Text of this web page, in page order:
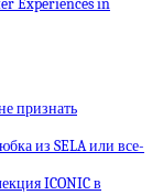
Experiences in
признать
из SELA или все-
ICONIC в